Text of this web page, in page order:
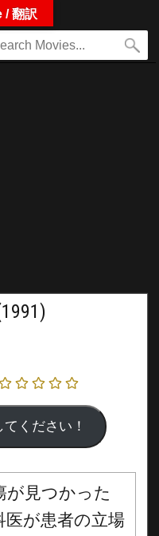
が見つかった
医が患者の立場
/ 翻訳